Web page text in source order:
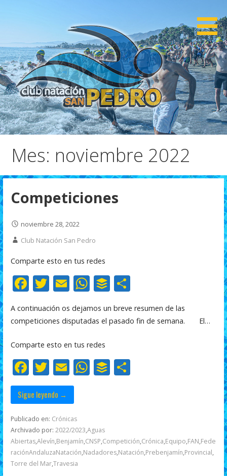
Club Natación San Pedro
CNSP
Mes: noviembre 2022
Competiciones
noviembre 28, 2022
Club Natación San Pedro
Comparte esto en tus redes
F
e
o
o
k
T
w
itt
E
m
ai
l
W
at
A
p
p
B
uf
f
er
C
m
ti
r
A continuación os dejamos un breve resumen de las
competiciones disputadas el pasado fin de semana. El…
Comparte esto en tus redes
F
ac
e
b
o
o
k
T
w
itt
er
E
m
ai
l
W
A
p
B C
ti
Sigue leyendo →
Publicado en: Crónicas
Archivado por: 2022/2023,Aguas
Abiertas,Alevín,Benjamín,CNSP,Competición,Crónica,Equipo,FAN,Fede
raciónAndaluzaNatación,Nadadores,Natación,Prebenjamín,Provincial,
Torre del Mar,Travesia